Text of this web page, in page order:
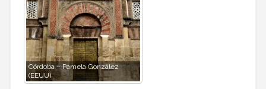
Córdoba – Pamela González
(EEUU)